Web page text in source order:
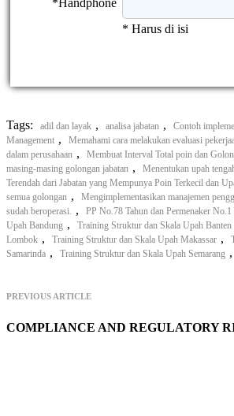
* Harus di isi
Tags: adil dan layak , analisa jabatan , Contoh
Management , Memahami cara melakukan evaluasi
dalam perusahaan , Membuat Interval Total poin dan
masing-masing golongan jabatan , Menentukan upah
Terendah dari Jabatan yang Mempunya Poin Terkecil dan
semua golongan , Mengimplementasikan manajemen
sudah beroperasi. , PP No.78 Tahun dan Permenaker
Upah Bandung , Training Struktur dan Skala Upah Banten
Lombok , Training Struktur dan Skala Upah Makassar ,
Samarinda , Training Struktur dan Skala Upah Semarang ,
PREVIOUS ARTICLE
COMPLIANCE AND REGULATORY